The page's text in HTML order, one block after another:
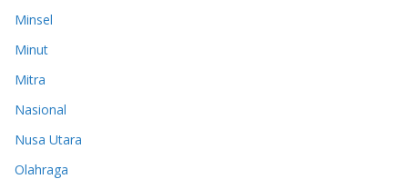
Minsel
Minut
Mitra
Nasional
Nusa Utara
Olahraga